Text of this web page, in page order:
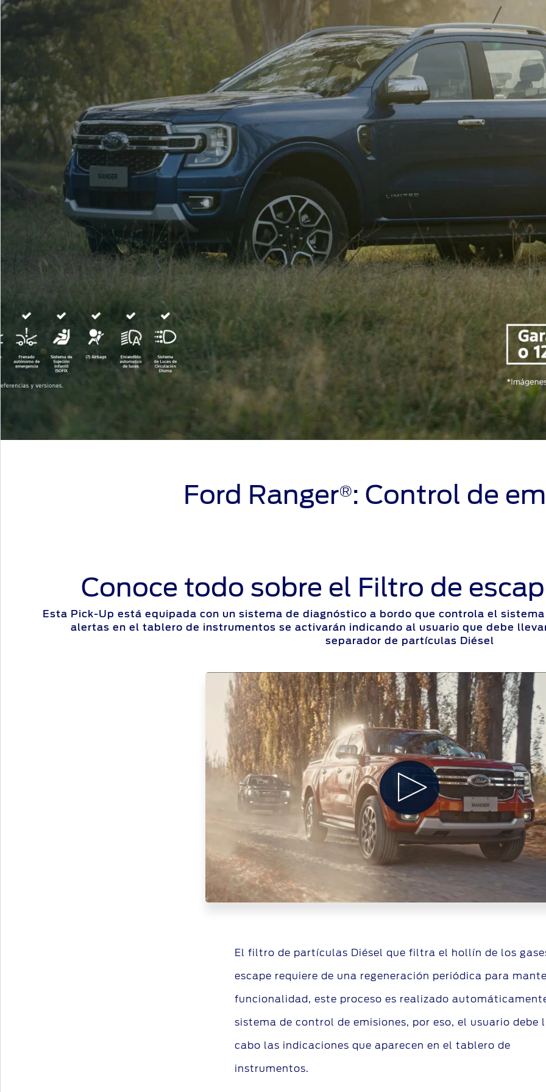
Ford Ranger®: Control de
Conoce todo sobre el Filtro de
Esta Pick-Up está equipada con un sistema de diagnóstico a bordo que controla el
alertas en el tablero de instrumentos se activarán indicando al usuario que debe
separador de partículas Diésel
El filtro de partículas Diésel que filtra el hollín de los
escape requiere de una regeneración periódica para
funcionalidad, este proceso es realizado
sistema de control de emisiones, por eso, el usuario debe
cabo las indicaciones que aparecen en el tablero de
instrumentos.